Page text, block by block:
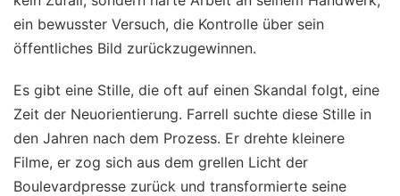
ein bewusster Versuch, die Kontrolle über sein
öffentliches Bild zurückzugewinnen.
Es gibt eine Stille, die oft auf einen Skandal folgt, eine
Zeit der Neuorientierung. Farrell suchte diese Stille in
den Jahren nach dem Prozess. Er drehte kleinere
Filme, er zog sich aus dem grellen Licht der
Boulevardpresse zurück und transformierte seine